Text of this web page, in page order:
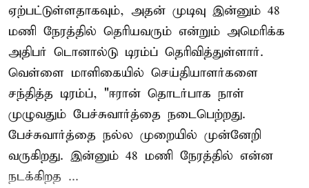
ஏற்பட்டுள்ளதாகவும், அதன் முடிவு இன்னும் 48
மணி நேரத்தில் தெரியவரும் என்றும் அமெரிக்க
அதிபர் டொனால்டு டிரம்ப் தெரிவித்துள்ளார்.
வெள்ளை மாளிகையில் செய்தியாளர்களை
சந்தித்த டிரம்ப், "ஈரான் தொடர்பாக நாள்
முழுவதும் பேச்சுவார்த்தை நடைபெற்றது.
பேச்சுவார்த்தை நல்ல முறையில் முன்னேறி
வருகிறது. இன்னும் 48 மணி நேரத்தில் என்ன
நடக்கிறத ...